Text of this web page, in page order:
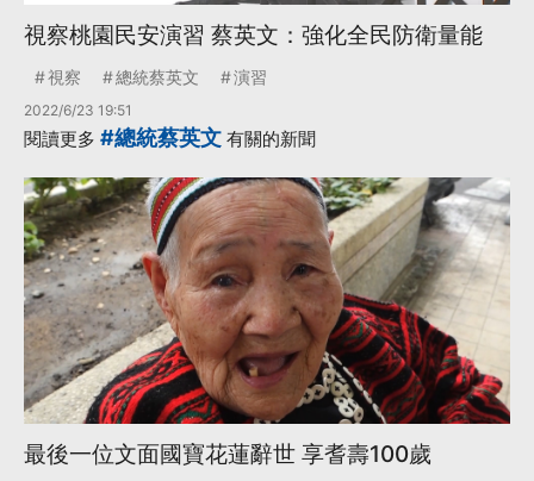
視察桃園民安演習 蔡英文：強化全民防衛量能
視察 總統蔡英文 演習
2022/6/23 19:51
閱讀更多 #總統蔡英文 有關的新聞
最後一位文面國寶花蓮辭世 享耆壽100歲